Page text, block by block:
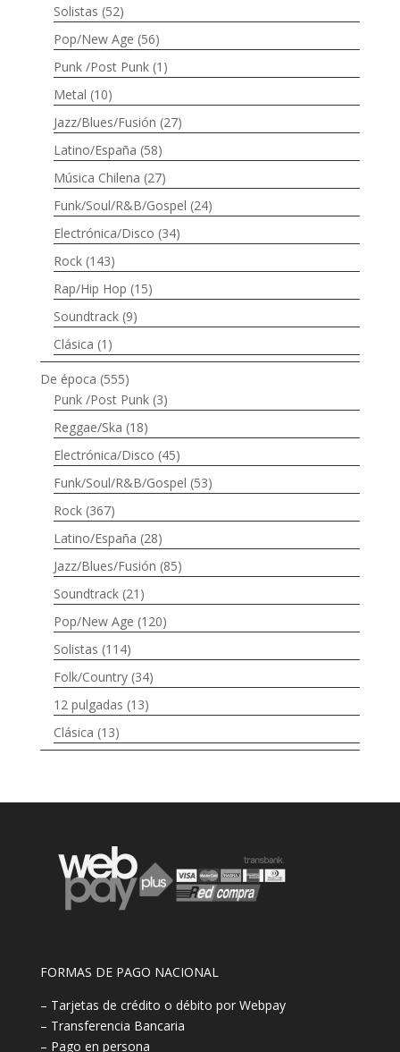
Solistas (52)
Pop/New Age (56)
Punk /Post Punk (1)
Metal (10)
Jazz/Blues/Fusión (27)
Latino/España (58)
Música Chilena (27)
Funk/Soul/R&B/Gospel (24)
Electrónica/Disco (34)
Rock (143)
Rap/Hip Hop (15)
Soundtrack (9)
Clásica (1)
De época (555)
Punk /Post Punk (3)
Reggae/Ska (18)
Electrónica/Disco (45)
Funk/Soul/R&B/Gospel (53)
Rock (367)
Latino/España (28)
Jazz/Blues/Fusión (85)
Soundtrack (21)
Pop/New Age (120)
Solistas (114)
Folk/Country (34)
12 pulgadas (13)
Clásica (13)
FORMAS DE PAGO NACIONAL
– Tarjetas de crédito o débito por Webpay
– Transferencia Bancaria
– Pago en persona